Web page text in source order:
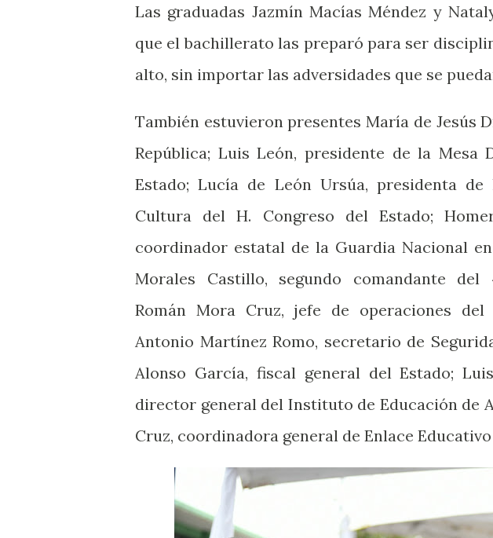
Las graduadas Jazmín Macías Méndez y
que el bachillerato las preparó para ser
alto, sin importar las adversidades que se
También estuvieron presentes María de Jesús
República; Luis León, presidente de la Mesa
Estado; Lucía de León Ursúa, presidenta
Cultura del H. Congreso del Estado;
coordinador estatal de la Guardia Nacional
Morales Castillo, segundo comandante del
Román Mora Cruz, jefe de operaciones del
Antonio Martínez Romo, secretario de
Alonso García, fiscal general del Estado;
director general del Instituto de Educación de
Cruz, coordinadora general de Enlace Educativo